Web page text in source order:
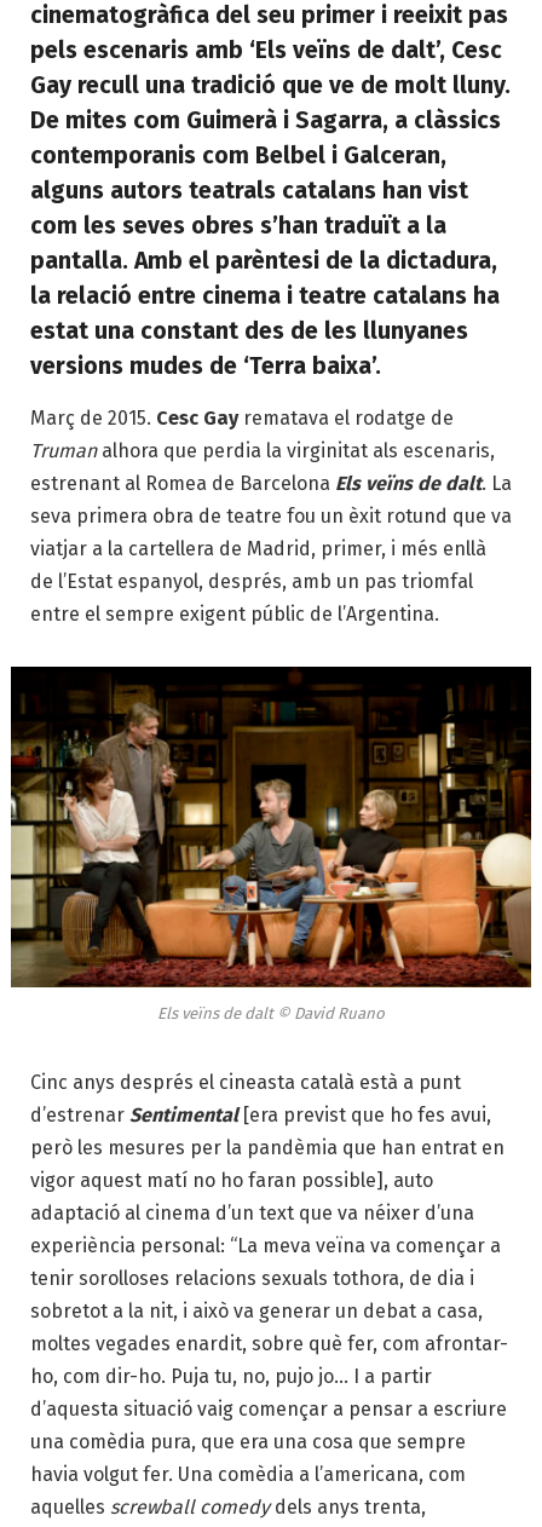
cinematogràfica del seu primer i reeixit pas
pels escenaris amb ‘Els veïns de dalt’, Cesc
Gay recull una tradició que ve de molt lluny.
De mites com Guimerà i Sagarra, a clàssics
contemporanis com Belbel i Galceran,
alguns autors teatrals catalans han vist
com les seves obres s’han traduït a la
pantalla. Amb el parèntesi de la dictadura,
la relació entre cinema i teatre catalans ha
estat una constant des de les llunyanes
versions mudes de ‘Terra baixa’.
Març de 2015. Cesc Gayrematava el rodatge de
Trumanalhora que perdia la virginitat als escenaris,
estrenant al Romea de Barcelona Els veïns de dalt. La
seva primera obra de teatre fou un èxit rotund que va
viatjar a la cartellera de Madrid, primer, i més enllà
de l’Estat espanyol, després, amb un pas triomfal
entre el sempre exigent públic de l’Argentina.
Els veïns de dalt © David Ruano
Cinc anys després el cineasta català està a punt
d’estrenar Sentimental [era previst que ho fes avui,
però les mesures per la pandèmia que han entrat en
vigor aquest matí no ho faran possible], auto
adaptació al cinema d’un text que va néixer d’una
experiència personal: “La meva veïna va començar a
tenir sorolloses relacions sexuals tothora, de dia i
sobretot a la nit, i això va generar un debat a casa,
moltes vegades enardit, sobre què fer, com afrontar-
ho, com dir-ho. Puja tu, no, pujo jo… I a partir
d’aquesta situació vaig començar a pensar a escriure
una comèdia pura, que era una cosa que sempre
havia volgut fer. Una comèdia a l’americana, com
aquelles screwball comedydels anys trenta,